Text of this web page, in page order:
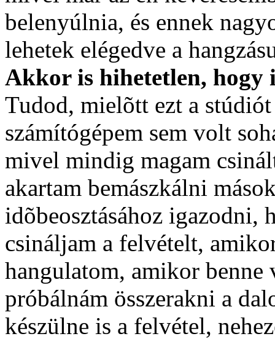
belenyúlnia, és ennek
lehetek elégedve a
Akkor is hihetetlen, hogy
Tudod, mielõtt ezt a stúdiót
számítógépem sem volt
mivel mindig magam
akartam bemászkálni
idõbeosztásához igazodni,
csináljam a felvételt,
hangulatom, amikor benne
próbálnám összerakni a
készülne is a felvétel,